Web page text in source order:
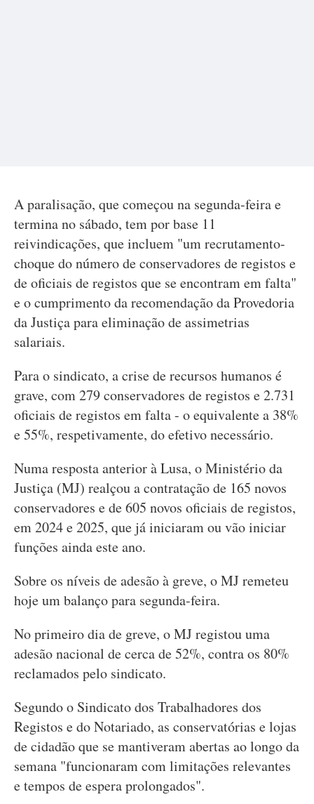
A paralisação, que começou na segunda-feira e
termina no sábado, tem por base 11
reivindicações, que incluem "um recrutamento-
choque do número de conservadores de registos e
de oficiais de registos que se encontram em falta"
e o cumprimento da recomendação da Provedoria
da Justiça para eliminação de assimetrias
salariais.
Para o sindicato, a crise de recursos humanos é
grave, com 279 conservadores de registos e 2.731
oficiais de registos em falta - o equivalente a 38%
e 55%, respetivamente, do efetivo necessário.
Numa resposta anterior à Lusa, o Ministério da
Justiça (MJ) realçou a contratação de 165 novos
conservadores e de 605 novos oficiais de registos,
em 2024 e 2025, que já iniciaram ou vão iniciar
funções ainda este ano.
Sobre os níveis de adesão à greve, o MJ remeteu
hoje um balanço para segunda-feira.
No primeiro dia de greve, o MJ registou uma
adesão nacional de cerca de 52%, contra os 80%
reclamados pelo sindicato.
Segundo o Sindicato dos Trabalhadores dos
Registos e do Notariado, as conservatórias e lojas
de cidadão que se mantiveram abertas ao longo da
semana "funcionaram com limitações relevantes
e tempos de espera prolongados".